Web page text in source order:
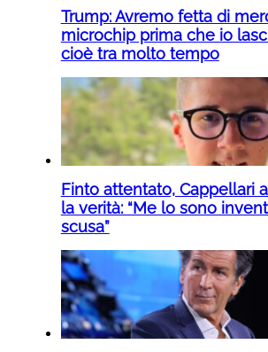
Trump: Avremo fetta di
microchip prima che io
cioè tra molto tempo
Finto attentato, Cappellari
la verità: “Me lo sono
scusa”